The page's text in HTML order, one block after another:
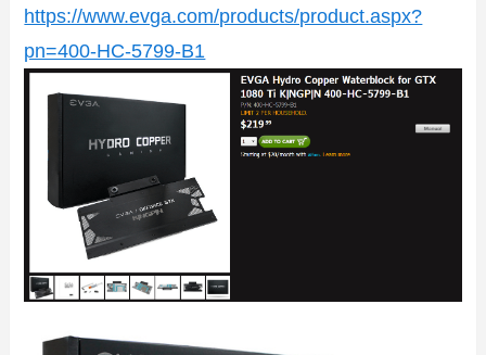
https://www.evga.com/products/product.aspx?
pn=400-HC-5799-B1